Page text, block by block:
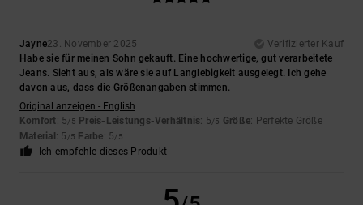
Jayne23. November 2025
Verifizierter Kauf
Habe sie für meinen Sohn gekauft. Eine hochwertige, gut verarbeitete
Jeans. Sieht aus, als wäre sie auf Langlebigkeit ausgelegt. Ich gehe
davon aus, dass die Größenangaben stimmen.
Original anzeigen - English
Komfort: 5/5 Preis-Leistungs-Verhältnis: 5/5 Größe: Perfekte Größe
Material : 5 /5 Farbe: 5/5
Ich empfehle dieses Produkt